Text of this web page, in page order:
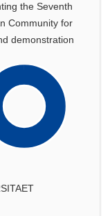
the Seventh
Community for
demonstration